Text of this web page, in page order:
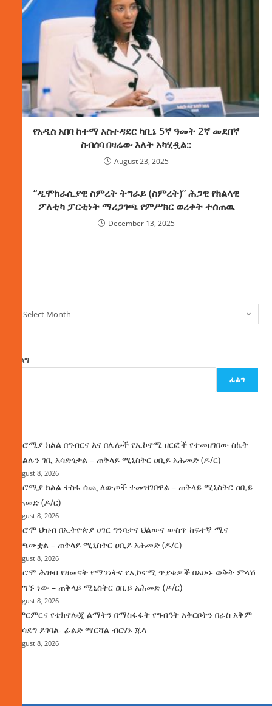
የአዲስ አበባ ከተማ አስተዳደር ካቢኔ 5ኛ ዓመት 2ኛ መደበኛ
ስብሰባ በዛሬው እለት አካሂዷል::
August 23, 2025
“ዲሞክራሲያዊ ስምረት ትግራይ (ስምረት)” ሕጋዊ የክልላዊ
ፖለቲካ ፓርቲነት ማረጋገጫ የምሥክር ወረቀት ተሰጠዉ
December 13, 2025
Select Month
ፈልግ
ፈልግ
በኦሮሚያ ክልል በግብርና እና በሌሎች የኢኮኖሚ ዘርፎች የተመዘገበው ስኬት
የክልሉን ገቢ አሳድጎታል – ጠቅላይ ሚኒስትር ዐቢይ አሕመድ (ዶ/ር)
August 8, 2026
በኦሮሚያ ክልል ተስፋ ሰጪ ለውጦች ተመዝገበዋል – ጠቅላይ ሚኒስትር ዐቢይ
አሕመድ (ዶ/ር)
August 8, 2026
የኦሮሞ ህዝብ በኢትዮጵያ ሀገር ግንባታና ህልውና ውስጥ ከፍተኛ ሚና
ተጫውቷል – ጠቅላይ ሚኒስትር ዐቢይ አሕመድ (ዶ/ር)
August 8, 2026
የኦሮሞ ሕዝብ የዘመናት የማንነትና የኢኮኖሚ ጥያቄዎች በአሁኑ ወቅት ምላሽ
እያገኙ ነው – ጠቅላይ ሚኒስትር ዐቢይ አሕመድ (ዶ/ር)
August 8, 2026
የምርምርና የቴክኖሎጂ ልማትን በማስፋፋት የግብዓት አቅርቦትን በራስ አቅም
ማሳደግ ይገባል- ፊልድ ማርሻል ብርሃኑ ጁላ
August 8, 2026